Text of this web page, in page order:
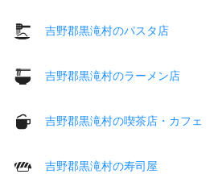
吉野郡黒滝村のパスタ店
吉野郡黒滝村のラーメン店
吉野郡黒滝村の喫茶店・カフェ
吉野郡黒滝村の寿司屋